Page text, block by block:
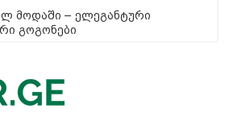
მოდაში – ელეგანტური
გოგონები